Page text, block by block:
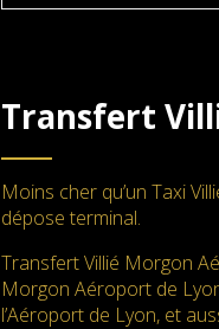
Transfert
Moins cher qu’un Taxi
dépose terminal.
Transfert Villié Morgon
Morgon Aéroport de
l’Aéroport de Lyon, et